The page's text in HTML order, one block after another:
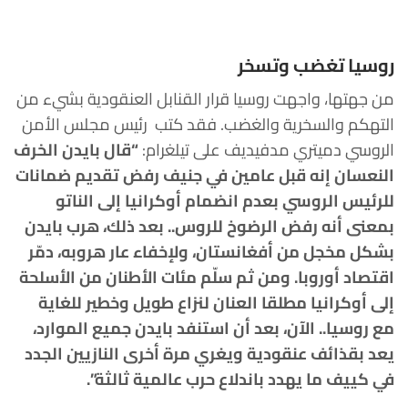
روسيا تغضب وتسخر
من جهتها، واجهت روسيا قرار القنابل العنقودية بشيء من
التهكم والسخرية والغضب. فقد كتب رئيس مجلس الأمن
الروسي دميتري مدفيديف على تيلغرام:“قال بايدن الخرف
النعسان إنه قبل عامين في جنيف رفض تقديم ضمانات
للرئيس الروسي بعدم انضمام أوكرانيا إلى الناتو
بمعنى أنه رفض الرضوخ للروس.. بعد ذلك، هرب بايدن
بشكل مخجل من أفغانستان، ولإخفاء عار هروبه، دمّر
اقتصاد أوروبا. ومن ثم سلّم مئات الأطنان من الأسلحة
إلى أوكرانيا مطلقا العنان لنزاع طويل وخطير للغاية
مع روسيا.. الآن، بعد أن استنفد بايدن جميع الموارد،
يعد بقذائف عنقودية ويغري مرة أخرى النازيين الجدد
في كييف ما يهدد باندلاع حرب عالمية ثالثة”.